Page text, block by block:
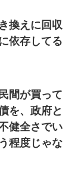
換えに回収
依存してる
間が買って
を、政府と
健全さでい
程度じゃな